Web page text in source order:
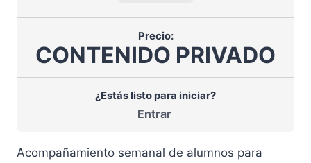
Precio:
CONTENIDO PRIVADO
¿Estás listo para iniciar?
Entrar
Acompañamiento semanal de alumnos para